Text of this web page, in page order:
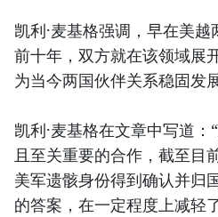
凯利·麦基格强调，早在美
前十年，双方就在该领域展
为当今两国伙伴关系稳固发
凯利·麦基格在文章中写道
且至关重要的合作，截至目
美军遗骸身份得到确认并归
的答案，在一定程度上减轻